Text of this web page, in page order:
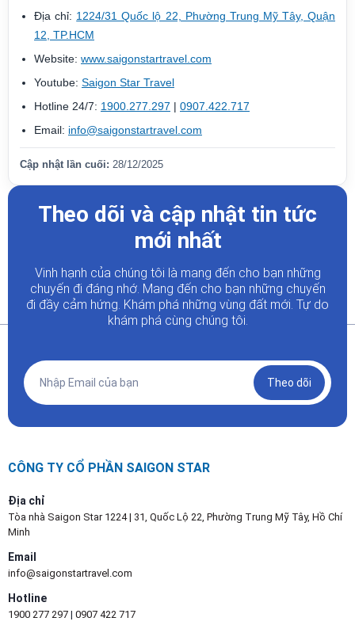
Địa chỉ: 1224/31 Quốc lộ 22, Phường Trung Mỹ Tây, Quận
12, TP.HCM
Website: www.saigonstartravel.com
Youtube: Saigon Star Travel
Hotline 24/7: 1900.277.297 | 0907.422.717
Email: info@saigonstartravel.com
Cập nhật lần cuối: 28/12/2025
Theo dõi và cập nhật tin tức
mới nhất
Vinh hạnh của chúng tôi là mang đến cho bạn những
chuyến đi đáng nhớ. Mang đến cho bạn những chuyến
đi đầy cảm hứng. Khám phá những vùng đất mới. Tự do
khám phá cùng chúng tôi.
Theo dõi
CÔNG TY CỔ PHẦN SAIGON STAR
Địa chỉ
Tòa nhà Saigon Star 1224 | 31, Quốc Lộ 22, Phường Trung Mỹ Tây, Hồ Chí
Minh
Email
info@saigonstartravel.com
Hotline
1900 277 297 | 0907 422 717